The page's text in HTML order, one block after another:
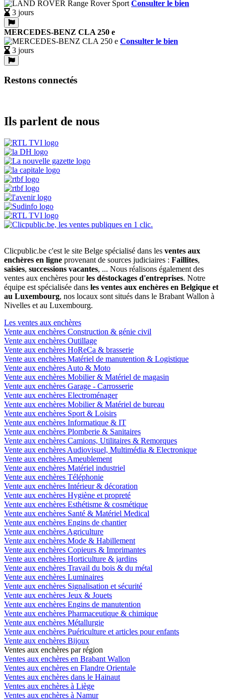
Consulter le bien
3 jours
MERCEDES-BENZ CLA 250 e
Consulter le bien
3 jours
Restons connectés
Ils parlent de nous
Clicpublic.be c'est le site Belge spécialisé dans les ventes aux
enchères en ligne provenant de sources judiciaires : Faillites,
saisies, successions vacantes, ... Nous réalisons également des
ventes aux enchères pourles déstockages d'entreprises. Notre
équipe est spécialisée dans les ventes aux enchères en Belgique et
au Luxembourg, nos locaux sont situés dans le Brabant Wallon à
Nivelles et au Luxembourg.
Les ventes aux enchères
Vente aux enchères Construction & génie civil
Vente aux enchères Outillage
Vente aux enchères HoReCa & brasserie
Vente aux enchères Matériel de manutention & Logistique
Vente aux enchères Auto & Moto
Vente aux enchères Mobilier & Matériel de magasin
Vente aux enchères Garage - Carrosserie
Vente aux enchères Electroménager
Vente aux enchères Mobilier & Matériel de bureau
Vente aux enchères Sport & Loisirs
Vente aux enchères Informatique & IT
Vente aux enchères Plomberie & Sanitaires
Vente aux enchères Camions, Utilitaires & Remorques
Vente aux enchères Audiovisuel, Multimédia & Electronique
Vente aux enchères Ameublement
Vente aux enchères Matériel industriel
Vente aux enchères Téléphonie
Vente aux enchères Intérieur & décoration
Vente aux enchères Hygiène et propreté
Vente aux enchères Esthétisme & cosmétique
Vente aux enchères Santé & Matériel Medical
Vente aux enchères Engins de chantier
Vente aux enchères Agriculture
Vente aux enchères Mode & Habillement
Vente aux enchères Copieurs & Imprimantes
Vente aux enchères Horticulture & jardins
Vente aux enchères Travail du bois & du métal
Vente aux enchères Luminaires
Vente aux enchères Signalisation et sécurité
Vente aux enchères Jeux & Jouets
Vente aux enchères Engins de manutention
Vente aux enchères Pharmaceutique & chimique
Vente aux enchères Métallurgie
Vente aux enchères Puériculture et articles pour enfants
Vente aux enchères Bijoux
Ventes aux enchères par région
Ventes aux enchères en Brabant Wallon
Ventes aux enchères en Flandre Orientale
Ventes aux enchères dans le Hainaut
Ventes aux enchères à Liège
Ventes aux enchères à Namur